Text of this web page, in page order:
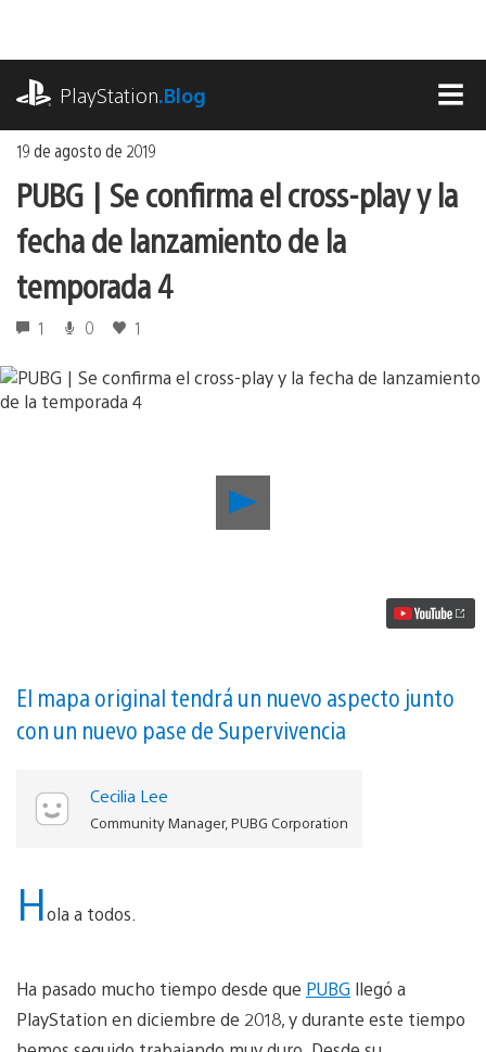
contenido
PlayStation.Blog
19 de agosto de 2019
PUBG | Se confirma el cross-play y la
fecha de lanzamiento de la
temporada 4
1 0 1
|
fecha
de
lanzamiento
vídeo
El mapa original tendrá un nuevo aspecto junto
con un nuevo pase de Supervivencia
Cecilia Lee
Community Manager, PUBG Corporation
Hola a todos.
Ha pasado mucho tiempo desde que PUBG llegó a
PlayStation en diciembre de 2018, y durante este tiempo